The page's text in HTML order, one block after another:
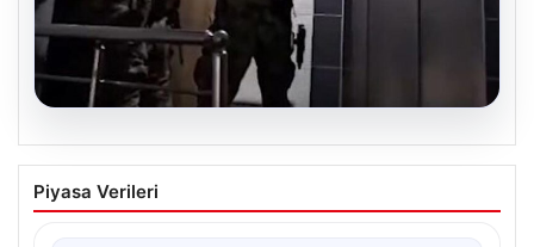
07.08.2026
Elazığ’da İntihar Mektubu Üzerinden
Ortaya Çıkan Tefecilik Operasyonu:
Piyasa Verileri